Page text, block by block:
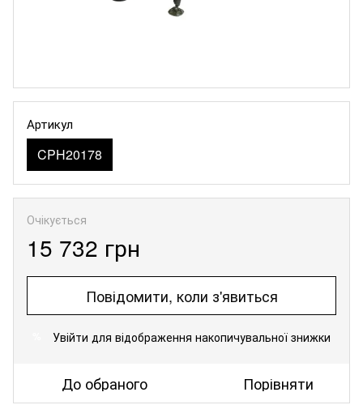
Артикул
CPH20178
Очікується
15 732 грн
Повідомити, коли з'явиться
Увійти для відображення накопичувальної знижки
До обраного Порівняти